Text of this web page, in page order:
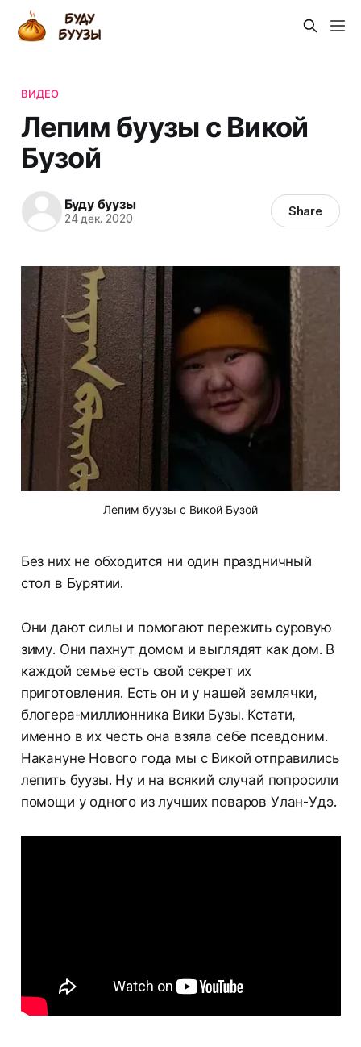
ВИДЕО
Лепим буузы с Викой
Бузой
Буду буузы
24 дек. 2020 Share
Лепим буузы с Викой Бузой
Без них не обходится ни один праздничный
стол в Бурятии.
Они дают силы и помогают пережить суровую
зиму. Они пахнут домом и выглядят как дом. В
каждой семье есть свой секрет их
приготовления. Есть он и у нашей землячки,
блогера-миллионника Вики Бузы. Кстати,
именно в их честь она взяла себе псевдоним.
Накануне Нового года мы с Викой отправились
лепить буузы. Ну и на всякий случай попросили
помощи у одного из лучших поваров Улан-Удэ.